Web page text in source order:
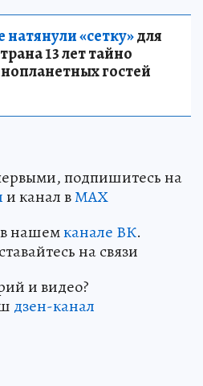
«сетку»для
13 лет тайно
гостей
подпишитесь на
и канал вМАХ
нашемканале ВК.
на связи
и видео?
дзен-канал